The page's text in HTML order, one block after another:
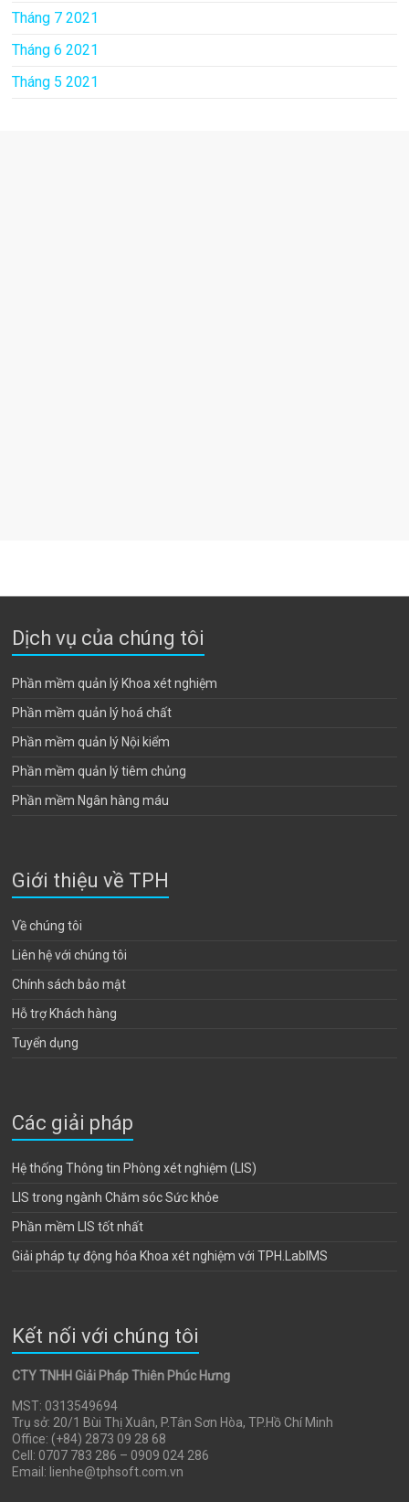
Tháng 7 2021
Tháng 6 2021
Tháng 5 2021
Dịch vụ của chúng tôi
Phần mềm quản lý Khoa xét nghiệm
Phần mềm quản lý hoá chất
Phần mềm quản lý Nội kiểm
Phần mềm quản lý tiêm chủng
Phần mềm Ngân hàng máu
Giới thiệu về TPH
Về chúng tôi
Liên hệ với chúng tôi
Chính sách bảo mật
Hỗ trợ Khách hàng
Tuyển dụng
Các giải pháp
Hệ thống Thông tin Phòng xét nghiệm (LIS)
LIS trong ngành Chăm sóc Sức khỏe
Phần mềm LIS tốt nhất
Giải pháp tự động hóa Khoa xét nghiệm với TPH.LabIMS
Kết nối với chúng tôi
CTY TNHH Giải Pháp Thiên Phúc Hưng
MST: 0313549694
Trụ sở: 20/1 Bùi Thị Xuân, P.Tân Sơn Hòa, TP.Hồ Chí Minh
Office: (+84) 2873 09 28 68
Cell: 0707 783 286 – 0909 024 286
Email: lienhe@tphsoft.com.vn